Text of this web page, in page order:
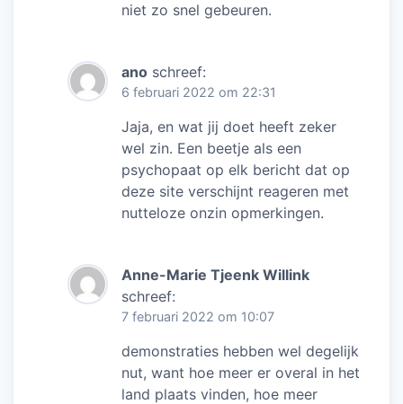
niet zo snel gebeuren.
ano schreef:
6 februari 2022 om 22:31
Jaja, en wat jij doet heeft zeker
wel zin. Een beetje als een
psychopaat op elk bericht dat op
deze site verschijnt reageren met
nutteloze onzin opmerkingen.
Anne-Marie Tjeenk Willink
schreef:
7 februari 2022 om 10:07
demonstraties hebben wel degelijk
nut, want hoe meer er overal in het
land plaats vinden, hoe meer